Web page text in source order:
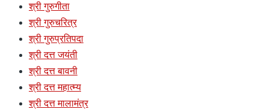
श्री गुरुगीता
श्री गुरुचरित्र
श्री गुरुप्रतिपदा
श्री दत्त जयंती
श्री दत्त बावनी
श्री दत्त महात्म्य
श्री दत्त मालामंत्र